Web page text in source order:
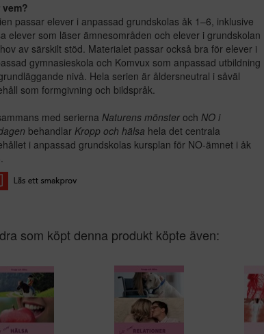
vem?
passar elever i anpassad grundskolas åk 1–6, inklusive
elever som läser ämnesområden och elever i grundskolan
av särskilt stöd. Materialet passar också bra för elever i
gymnasieskola och Komvux som anpassad utbildning
nivå. Hela serien är åldersneutral i såväl
som formgivning och bildspråk.
med serierna Naturens mönsteroch NO i
behandlar Kropp och hälsa hela det centrala
i anpassad grundskolas kursplan för NO-ämnet i åk
som köpt denna produkt köpte även: